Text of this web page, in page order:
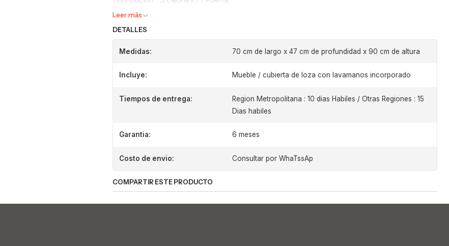
Leer más
DETALLES
Medidas: 70 cm de largo x 47 cm de profundidad x 90 cm de altura
Incluye: Mueble / cubierta de loza con lavamanos incorporado
Tiempos de entrega:
Region Metropolitana : 10 dias Habiles / Otras Regiones : 15
Dias habiles
Garantia: 6 meses
Costo de envio: Consultar por WhaTssAp
COMPARTIR ESTE PRODUCTO